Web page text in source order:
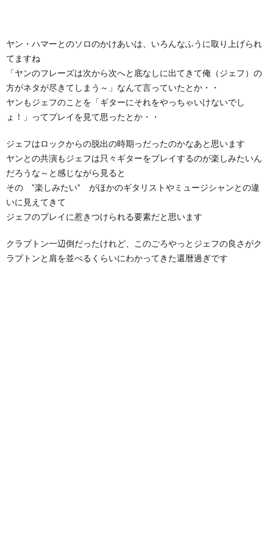
ヤン・ハマーとのソロのかけあいは、いろんなふうに取り上げられ
てますね
「ヤンのフレーズは次から次へと底なしに出てきて俺（ジェフ）の
方がネタが尽きてしまう～」なんて言っていたとか・・
ヤンもジェフのことを「ギターにそれをやっちゃいけないでし
ょ！」ってプレイを見て思ったとか・・
ジェフはロックからの脱出の時期っだったのかなあと思います
ヤンとの共演もジェフは只々ギターをプレイするのが楽しみたいん
だろうな～と感じながら見ると
その ”楽しみたい” がほかのギタリストやミュージシャンとの違
いに見えてきて
ジェフのプレイに惹きつけられる要素だと思います
クラプトン一辺倒だったけれど、このごろやっとジェフの良さがク
ラプトンと肩を並べるくらいにわかってきた還暦過ぎです